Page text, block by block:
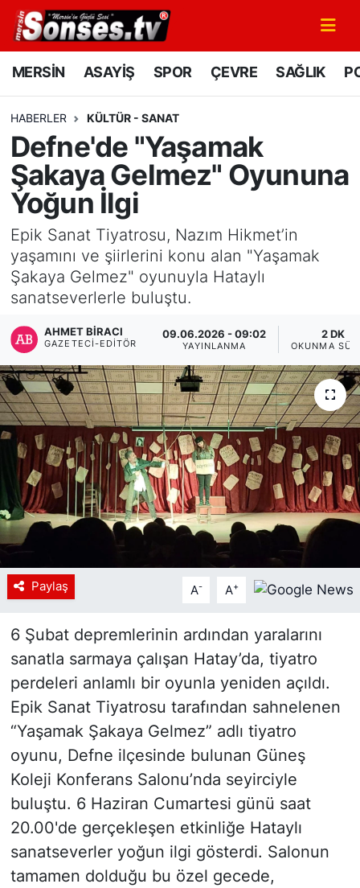
MERSİN ASAYİŞ SPOR ÇEVRE SAĞLIK
HABERLER KÜLTÜR - SANAT
Defne'de "Yaşamak
Şakaya Gelmez" Oyununa
Yoğun İlgi
Epik Sanat Tiyatrosu, Nazım Hikmet’in
yaşamını ve şiirlerini konu alan "Yaşamak
Şakaya Gelmez" oyunuyla Hataylı
sanatseverlerle buluştu.
AHMET BIRACI
GAZETECI-EDITÖR
09.06.2026 - 09:02
YAYINLANMA
2 DK
OKUNMA
Paylaş A- A+
6 Şubat depremlerinin ardından yaralarını
sanatla sarmaya çalışan Hatay’da, tiyatro
perdeleri anlamlı bir oyunla yeniden açıldı.
Epik Sanat Tiyatrosu tarafından sahnelenen
“Yaşamak Şakaya Gelmez” adlı tiyatro
oyunu, Defne ilçesinde bulunan Güneş
Koleji Konferans Salonu’nda seyirciyle
buluştu. 6 Haziran Cumartesi günü saat
20.00'de gerçekleşen etkinliğe Hataylı
sanatseverler yoğun ilgi gösterdi. Salonun
tamamen dolduğu bu özel gecede,
MERSİN
SPOR
GÜNÜN MANŞETİ
DÜNYA
KÜLTÜR - SANAT
MAGAZİN
SAĞLIK
Siyaset
YEREL HABER
Haberde insan
Tanıtım
Mersin Nöbetçi Eczaneler
Mersin Namaz Vakitleri
Mersin Trafik Yoğunluk Haritası
Süper Lig Puan Durumu ve Fikstür
Tüm Manşetler
Son Dakika Haberleri
Haber Arşivi